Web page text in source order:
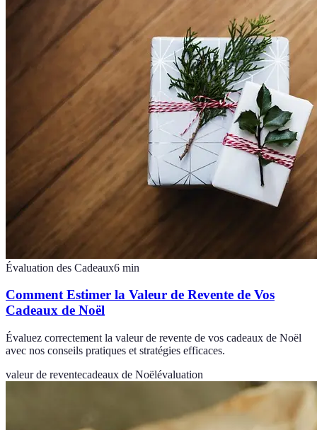
Évaluation des Cadeaux6 min
Comment Estimer la Valeur de Revente de Vos
Cadeaux de Noël
Évaluez correctement la valeur de revente de vos cadeaux de Noël
avec nos conseils pratiques et stratégies efficaces.
valeur de reventecadeaux de Noëlévaluation